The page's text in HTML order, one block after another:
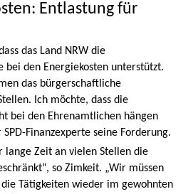
Entlastung für
das Land NRW die
bei den Energiekosten unterstützt.
das bürgerschaftliche
Ich möchte, dass die
bei den Ehrenamtlichen hängen
Finanzexperte seine Forderung.
lange Zeit an vielen Stellen die
so Zimkeit. „Wir müssen
Tätigkeiten wieder im gewohnten